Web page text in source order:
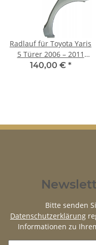
Radlauf für Toyota Yaris
5 Türer 2006 – 2011
hinten links
140,00 € *
Bitte senden
Datenschutzerklärung
Informationen zu